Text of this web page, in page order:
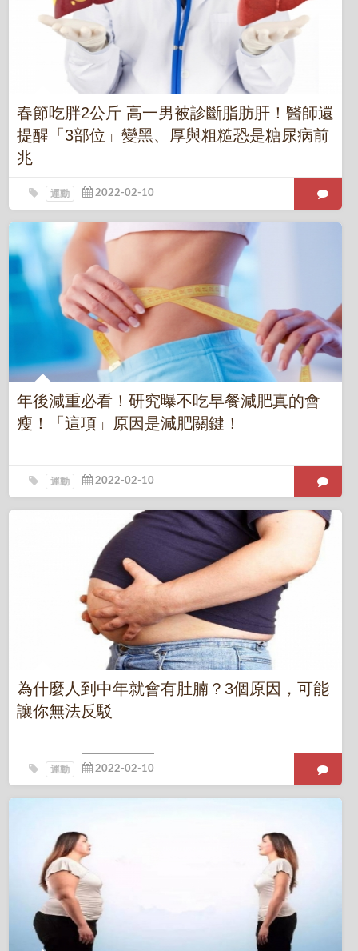
春節吃胖2公斤 高一男被診斷脂肪肝！醫師還
提醒「3部位」變黑、厚與粗糙恐是糖尿病前
兆
運動
年後減重必看！研究曝不吃早餐減肥真的會
瘦！「這項」原因是減肥關鍵！
運動
為什麼人到中年就會有肚腩？3個原因，可能
讓你無法反駁
運動